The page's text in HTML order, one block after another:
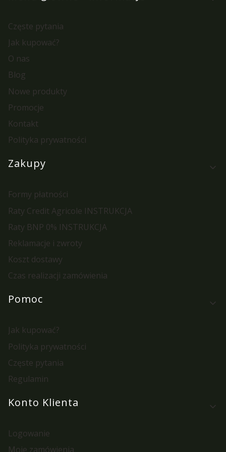
Częste pytania
Jak kupować?
O nas
Blog
Nowe produkty
Promocje
Kontakt
Polityka prywatności
Zakupy
Formy płatności
Raty Credit Agricole INSTRUKCJA
Raty BNP 0% INSTRUKCJA
Reklamacje i zwroty
Koszt dostawy
Czas realizacji zamówienia
Pomoc
Jak kupować?
Polityka prywatności
Częste pytania
Regulamin
Konto Klienta
Logowanie
Moje zamówienia